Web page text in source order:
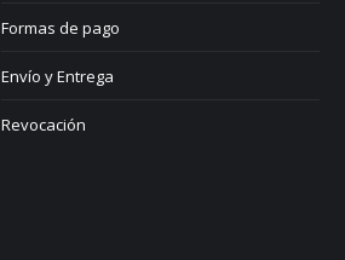
Formas de pago
Envío y Entrega
Revocación